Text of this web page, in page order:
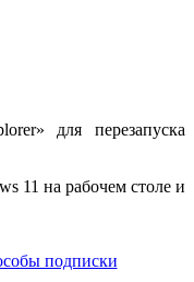
для перезапуска
11 на рабочем столе и
подписки